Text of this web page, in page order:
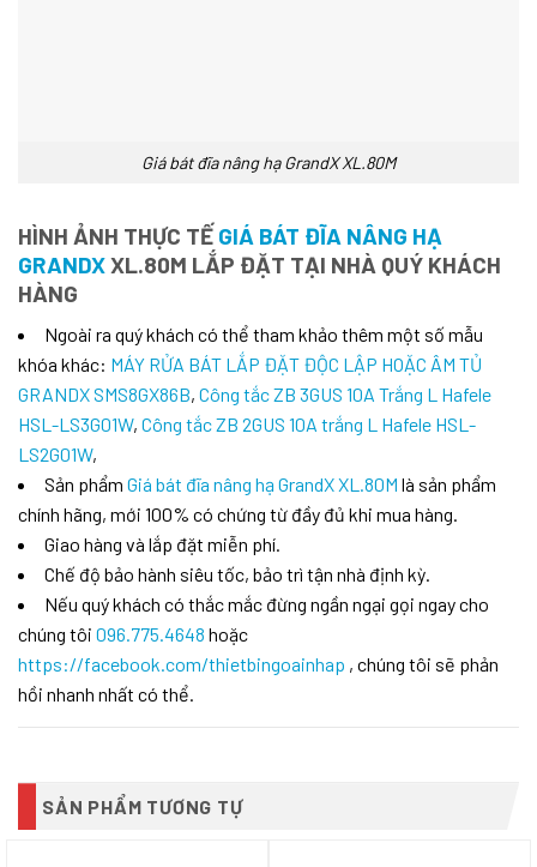
Giá bát đĩa nâng hạ GrandX XL.80M
HÌNH ẢNH THỰC TẾ GIÁ BÁT ĐĨA NÂNG HẠ
GRANDXXL.80M LẮP ĐẶT TẠI NHÀ QUÝ KHÁCH
HÀNG
Ngoài ra quý khách có thể tham khảo thêm một số mẫu
khóa khác: MÁY RỬA BÁT LẮP ĐẶT ĐỘC LẬP HOẶC ÂM TỦ
GRANDX SMS8GX86B, Công tắc ZB 3GUS 10A Trắng L Hafele
HSL-LS3G01W, Công tắc ZB 2GUS 10A trắng L Hafele HSL-
LS2G01W,
Sản phẩm Giá bát đĩa nâng hạ GrandX XL.80M là sản phẩm
chính hãng, mới 100% có chứng từ đầy đủ khi mua hàng.
Giao hàng và lắp đặt miễn phí.
Chế độ bảo hành siêu tốc, bảo trì tận nhà định kỳ.
Nếu quý khách có thắc mắc đừng ngần ngại gọi ngay cho
chúng tôi 096.775.4648 hoặc
https://facebook.com/thietbingoainhap , chúng tôi sẽ phản
hồi nhanh nhất có thể.
SẢN PHẨM TƯƠNG TỰ